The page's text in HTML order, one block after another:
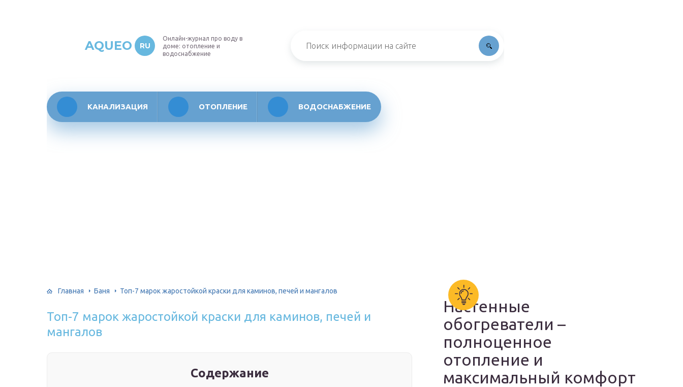
AQUEO RU
Онлайн-журнал про воду в
доме: отопление и
водоснабжение
КАНАЛИЗАЦИЯ ОТОПЛЕНИЕ ВОДОСНАБЖЕНИЕ
Главная Баня Топ-7 марок жаростойкой краски для каминов, печей и мангалов
Топ-7 марок жаростойкой краски для каминов, печей и
мангалов
Содержание
Настенные
обогреватели –
полноценное
отопление и
максимальный комфорт